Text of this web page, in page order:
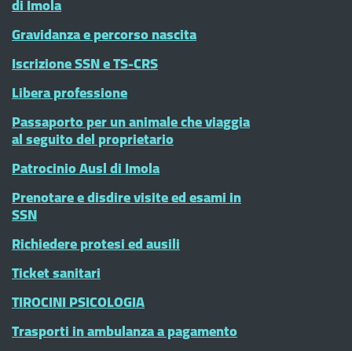
Gravidanza e percorso nascita
Iscrizione SSN e TS-CRS
Libera professione
Passaporto per un animale che viaggia
al seguito del proprietario
Patrocinio Ausl di Imola
Prenotare e disdire visite ed esami in
SSN
Richiedere protesi ed ausili
Ticket sanitari
TIROCINI PSICOLOGIA
Trasporti in ambulanza a pagamento